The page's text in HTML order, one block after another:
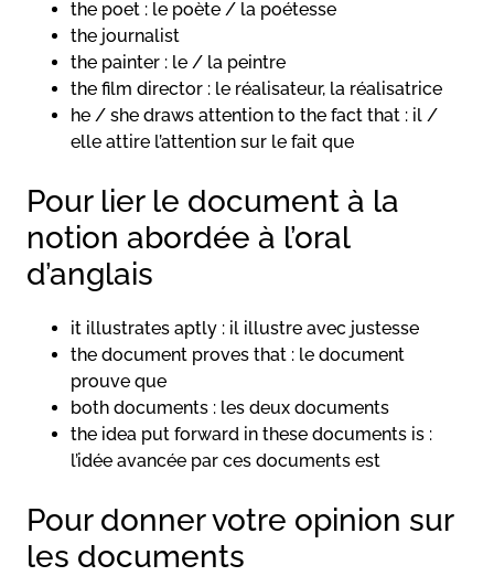
the poet : le poète / la poétesse
the journalist
the painter : le / la peintre
the film director : le réalisateur, la réalisatrice
he / she draws attention to the fact that : il /
elle attire l’attention sur le fait que
Pour lier le document à la
notion abordée à l’oral
d’anglais
it illustrates aptly : il illustre avec justesse
the document proves that : le document
prouve que
both documents : les deux documents
the idea put forward in these documents is :
l’idée avancée par ces documents est
Pour donner votre opinion sur
les documents